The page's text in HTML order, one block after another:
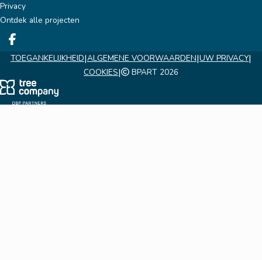
Privacy
Ontdek alle projecten
Deel op facebook
TOEGANKELIJKHEID|ALGEMENE VOORWAARDEN|UW PRIVACY|
COOKIES| BPART 2026